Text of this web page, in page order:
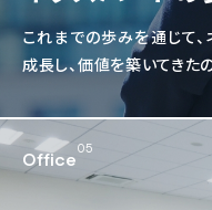
これまでの歩みを通じて
成長し、価値を築いてきた
Office05